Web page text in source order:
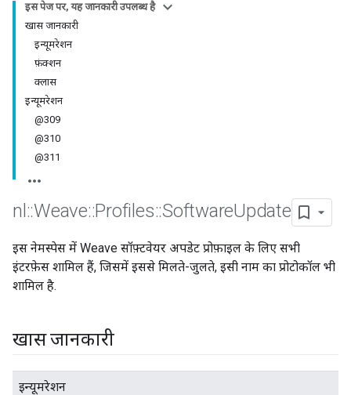
इस पेज पर, यह जानकारी उपलब्ध है
खास जानकारी
इन्यूमरेशन
फ़ंक्शन
क्लास
इन्यूमरेशन
@309
@310
@311
nl ::Weave::Profiles::SoftwareUpdate
इस नेमस्पेस में Weave सॉफ़्टवेयर अपडेट प्रोफ़ाइल के लिए सभी
इंटरफ़ेस शामिल हैं, जिसमें इससे मिलते-जुलते, इसी नाम का प्रोटोकॉल भी
शामिल है.
खास जानकारी
इन्यूमरेशन